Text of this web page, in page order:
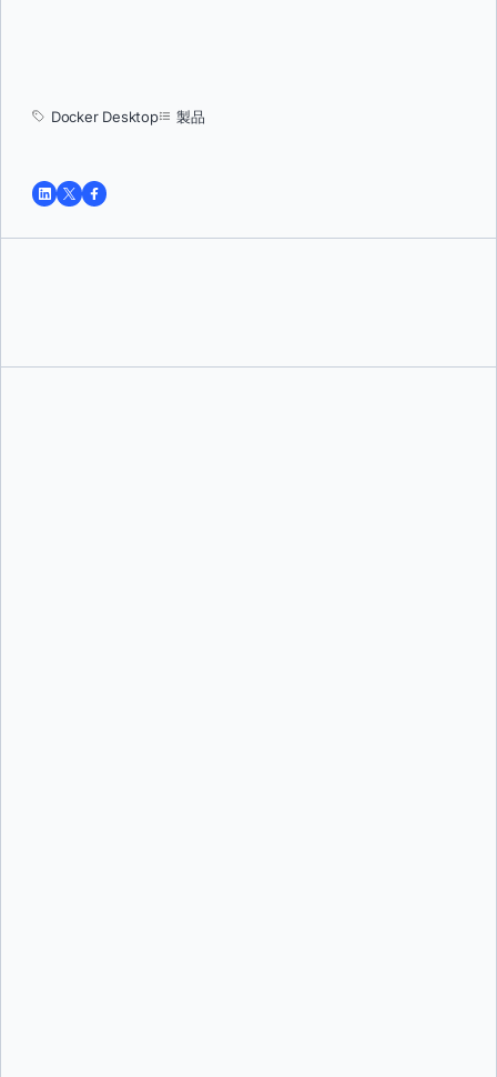
Docker Desktop 製品